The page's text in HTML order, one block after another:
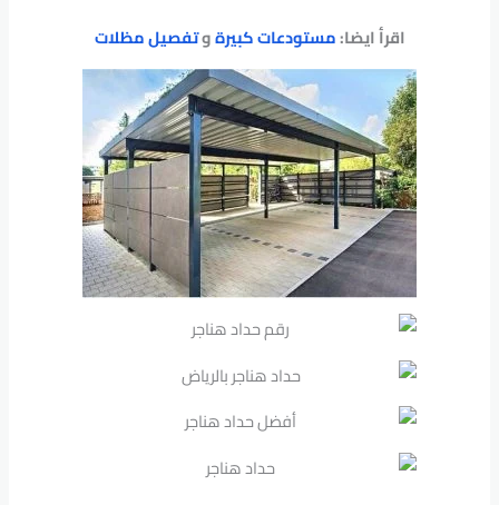
اقرأ ايضا:مستودعات كبيرةوتفصيل مظلات